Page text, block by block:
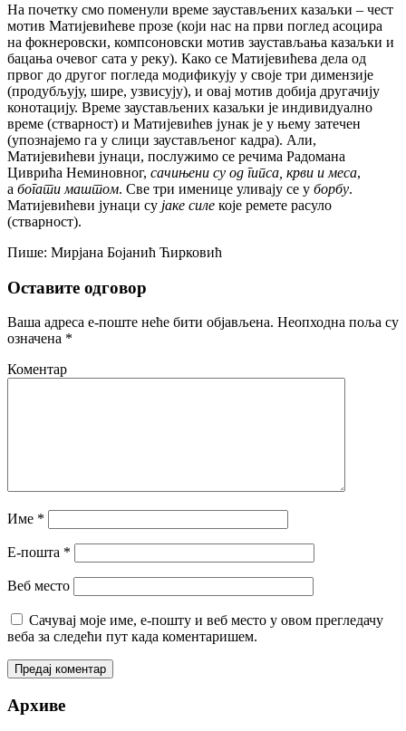
На почетку смо поменули време заустављених казаљки – чест
мотив Матијевићеве прозе (који нас на први поглед асоцира
на фокнеровски, компсоновски мотив заустављања казаљки и
бацања очевог сата у реку). Како се Матијевићева дела од
првог до другог погледа модификују у своје три димензије
(продубљују, шире, узвисују), и овај мотив добија другачију
конотацију. Време заустављених казаљки је индивидуално
време (стварност) и Матијевићев јунак је у њему затечен
(упознајемо га у слици заустављеног кадра). Али,
Матијевићеви јунаци, послужимо се речима Радомана
Циврића Неминовног, сачињени су од гипса, крви и меса,
а богати маштом. Све три именице уливају се у борбу.
Матијевићеви јунаци су јаке силе које ремете расуло
(стварност).
Пише: Мирјана Бојанић Ћирковић
Оставите одговор
Ваша адреса е-поште неће бити објављена. Неопходна поља су
означена *
Коментар
Име *
Е-пошта *
Веб место
Сачувај моје име, е-пошту и веб место у овом прегледачу
веба за следећи пут када коментаришем.
Архиве